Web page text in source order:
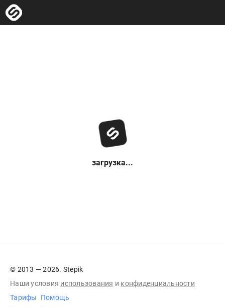
загрузка...
© 2013 — 2026. Stepik
Наши условия использования и конфиденциальности
Тарифы
Помощь